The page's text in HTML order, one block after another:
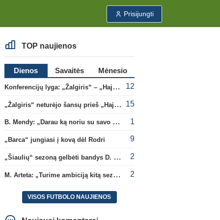
Prisijungti
TOP naujienos
Dienos Savaitės
Mėnesio
Konferencijų lyga: „Žalgiris“ – „Hajduk“ (rungtynės tiesiogiai)
12
„Žalgiris“ neturėjo šansų prieš „Hajduk“ 15
B. Mendy: „Darau ką noriu su savo pasaulio čempionato titulu“ 1
„Barca“ jungiasi į kovą dėl Rodri 9
„Šiaulių“ sezoną gelbėti bandys D. Lastauskas 2
M. Arteta: „Turime ambiciją kitą sezoną kovoti dėl visų titulų“ 2
VISOS FUTBOLO NAUJIENOS